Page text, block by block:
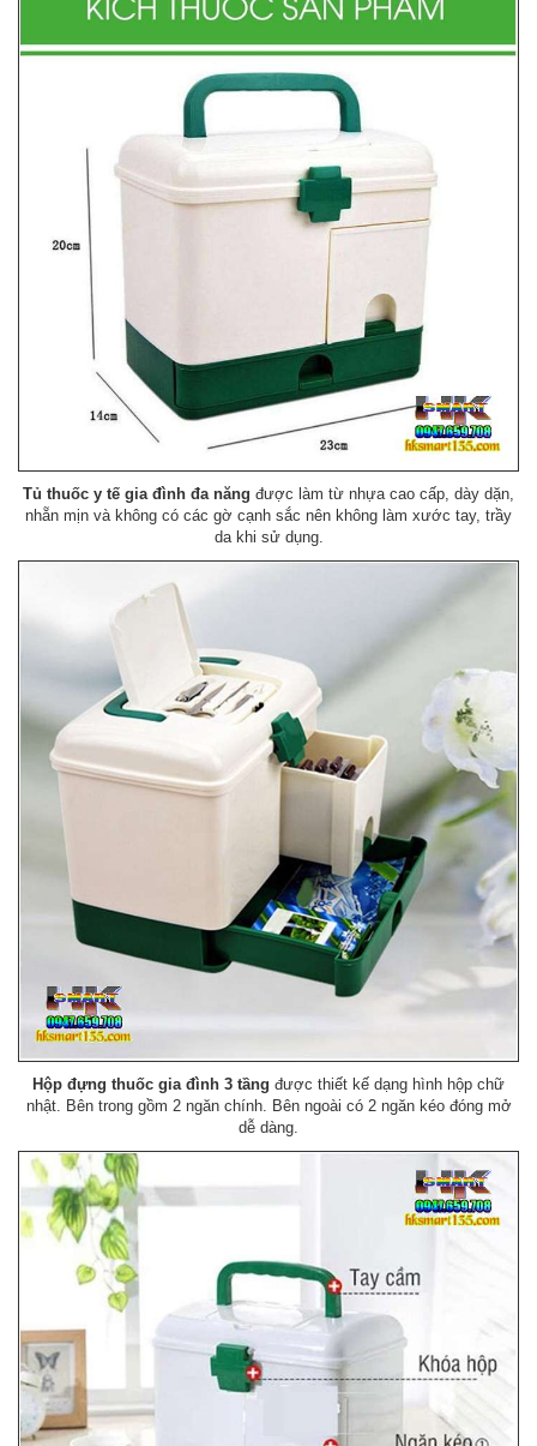
Tủ thuốc y tế gia đình đa năng được làm từ nhựa cao cấp, dày dặn,
nhẵn mịn và không có các gờ cạnh sắc nên không làm xước tay, trầy
da khi sử dụng.
Hộp đựng thuốc gia đình 3 tầng được thiết kế dạng hình hộp chữ
nhật. Bên trong gồm 2 ngăn chính. Bên ngoài có 2 ngăn kéo đóng mở
dễ dàng.